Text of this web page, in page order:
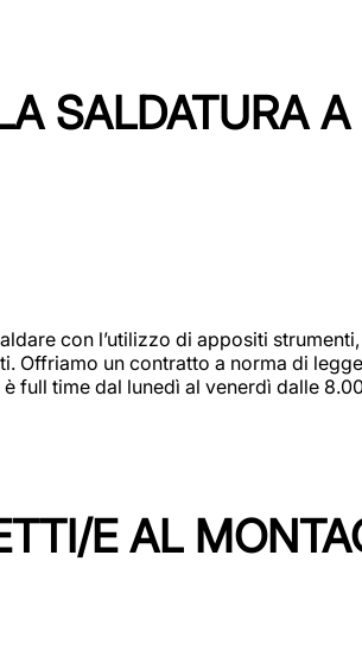
SALDATURA
con l’utilizzo di appositi
Offriamo un contratto a norma di
time dal lunedì al venerdì dalle
E AL